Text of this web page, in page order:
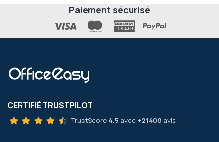
Paiement sécurisé
CERTIFIÉ TRUSTPILOT
TrustScore 4.5 avec +21400 avis